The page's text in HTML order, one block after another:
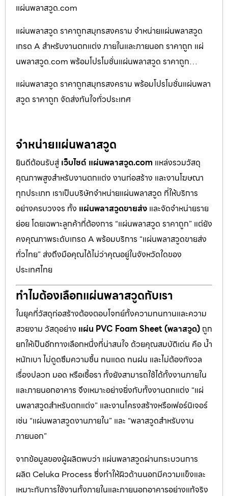
แผ่นพลาสวูด.com
แผ่นพลาสวูด ราคาถูกสมุทรสงคราม จำหน่ายแผ่นพลาสวูด
เกรด A สำหรับงานตกแต่ง ภายในและภายนอก ราคาถูก แผ่
นพลาสวูด.com พร้อมโปรโมชั่นแผ่นพลาสวูด ราคาถูก…
แผ่นพลาสวูด ราคาถูกสมุทรสงคราม พร้อมโปรโมชั่นแผ่นพลา
สวูด ราคาถูก จัดส่งทันใจทั่วประเทศ
จำหน่ายแผ่นพลาสวูด
ยินดีต้อนรับสู่ เว็บไซต์ แผ่นพลาสวูด.com แหล่งรวมวัสดุ
คุณภาพสูงสำหรับงานตกแต่ง งานก่อสร้าง และงานโฆษณา
ทุกประเภท เราเป็นบริษัทจำหน่ายแผ่นพลาสวูด ที่ให้บริการ
อย่างครบวงจร ทั้ง แผ่นพลาสวูดขายส่ง และจัดจำหน่ายราย
ย่อย โดยเฉพาะลูกค้าที่ต้องการ “แผ่นพลาสวูด ราคาถูก” แต่ยัง
คงคุณภาพระดับเกรด A พร้อมบริการ “แผ่นพลาสวูดขายส่ง
ทั่วไทย” ส่งถึงมือคุณได้ไม่ว่าคุณอยู่ในจังหวัดใดของ
ประเทศไทย
ทำไมต้องเลือกแผ่นพลาสวูดกับเรา
ในยุคที่วัสดุก่อสร้างต้องตอบโจทย์ทั้งความทนทานและความ
สวยงาม วัสดุอย่าง แผ่น PVC Foam Sheet (พลาสวูด) ถูก
ยกให้เป็นอีกทางเลือกหนึ่งที่น่าสนใจ ด้วยคุณสมบัติเด่น คือ น้ำ
หนักเบา ไม่ดูดซึมความชื้น ทนแดด ทนฝน และไม่ต้องกังวล
เรื่องปลวก มอด หรือเชื้อรา ทั้งยังสามารถใช้ได้ทั้งงานภายใน
และภายนอกอาคาร จึงเหมาะอย่างยิ่งกับทั้งงานตกแต่ง “แผ่
นพลาสวูดสำหรับตกแต่ง” และงานโครงสร้างหรือเฟอร์นิเจอร์
เช่น “แผ่นพลาสวูดงานภายใน” และ “พลาสวูดสำหรับงาน
ภายนอก”
จากข้อมูลของผู้ผลิตพบว่า แผ่นพลาสวูดผ่านกระบวนการ
ผลิต Celuka Process ซึ่งทำให้ผิวด้านนอกมีความแข็งและ
เหมาะกับการใช้งานทั้งภายในและภายนอกอาคารอย่างแท้จริง